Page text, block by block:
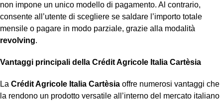
non impone un unico modello di pagamento. Al contrario,
consente all’utente di scegliere se saldare l’importo totale
mensile o pagare in modo parziale, grazie alla modalità
revolving.
Vantaggi principali della Crédit Agricole Italia Cartèsia
La Crédit Agricole Italia Cartèsia offre numerosi vantaggi che
la rendono un prodotto versatile all’interno del mercato italiano